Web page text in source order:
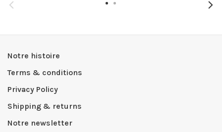
Notre histoire
Terms & conditions
Privacy Policy
Shipping & returns
Notre newsletter